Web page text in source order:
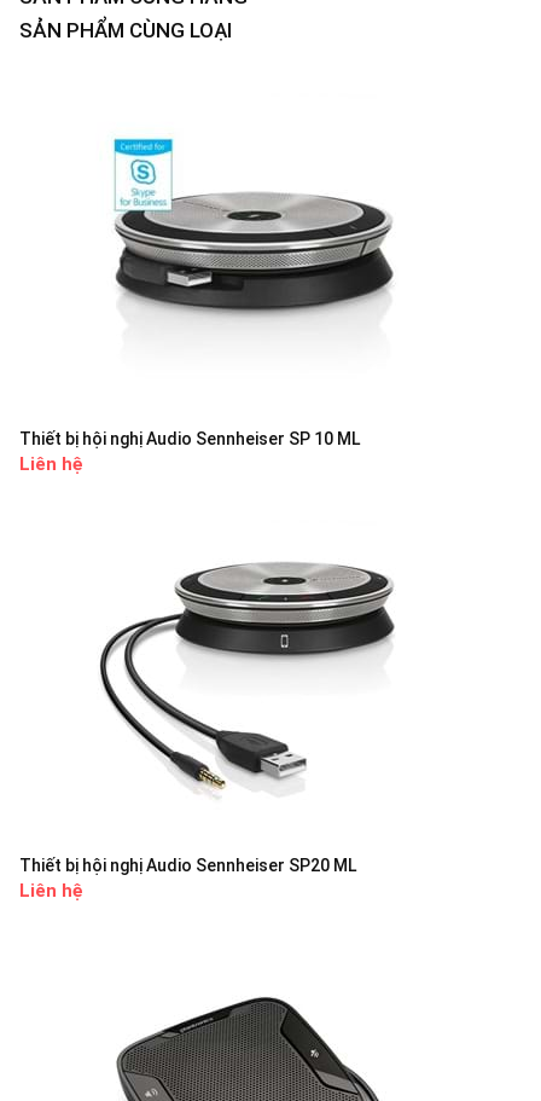
SẢN PHẨM CÙNG LOẠI
Thiết bị hội nghị Audio Sennheiser SP 10 ML
Liên hệ
Thiết bị hội nghị Audio Sennheiser SP20 ML
Liên hệ